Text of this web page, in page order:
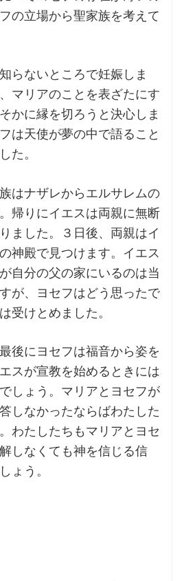
の立場から聖家族を考えて
らないところで妊娠しま
マリアのことを表ざたにす
かに縁を切ろうと決心しま
は天使が夢の中で語ること
た。
はナザレからエルサレムの
帰りにイエスは両親に無断
ました。３日後、両親はイ
神殿で見つけます。イエス
自分の父の家にいるのは当
が、ヨセフはどう思ったで
受けとめました。
後にヨセフは福音から姿を
スが宣教を始めるときには
しょう。マリアとヨセフが
しなかったならばわたした
わたしたちもマリアとヨセ
しなくても神を信じる信
ょう。